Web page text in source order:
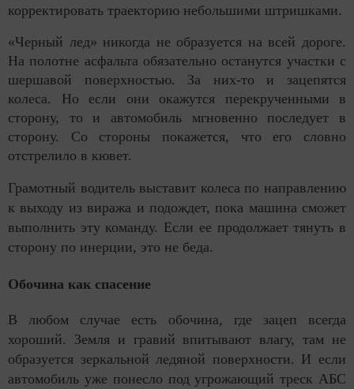
корректировать траекторию небольшими штришками.
«Черный лед» никогда не образуется на всей дороге.
На полотне асфальта обязательно останутся участки с
шершавой поверхностью. За них-то и зацепятся
колеса. Но если они окажутся перекрученными в
сторону, то и автомобиль мгновенно последует в
сторону. Со стороны покажется, что его словно
отстрелило в кювет.
Грамотный водитель выставит колеса по направлению
к выходу из виража и подождет, пока машина сможет
выполнить эту команду. Если ее продолжает тянуть в
сторону по инерции, это не беда.
Обочина как спасение
В любом случае есть обочина, где зацеп всегда
хороший. Земля и гравий впитывают влагу, там не
образуется зеркальной ледяной поверхности. И если
автомобиль уже понесло под угрожающий треск АБС